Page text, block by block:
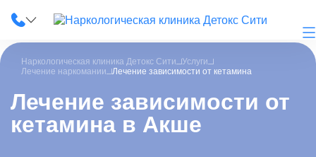
О клинике
Наркологическая клиника Детокс Сити
Услуги
Лечение наркомании
Лечение зависимости от кетамина
Лечение зависимости от
кетамина в Акше